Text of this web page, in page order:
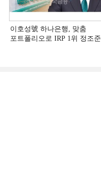
이호성號 하나은행, 맞춤
포트폴리오로 IRP 1위 정조준